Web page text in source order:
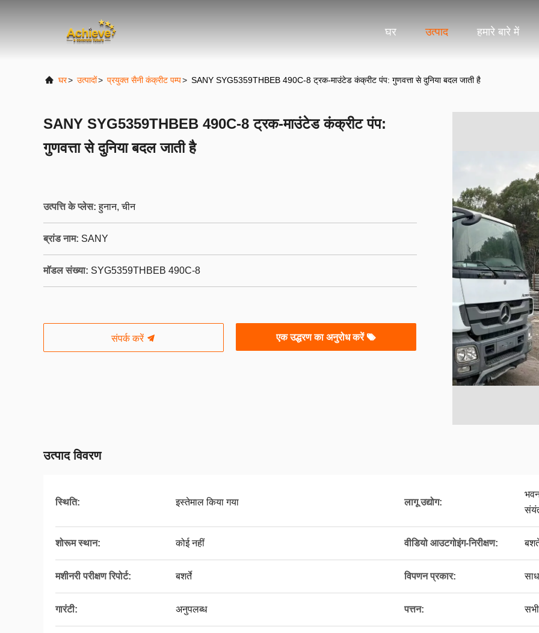
घर उत्पाद हमारे बारे में
घर> उत्पादों> प्रयुक्त सैनी कंक्रीट पम्प> SANY SYG5359THBEB 490C-8 ट्रक-माउंटेड कंक्रीट पंप: गुणवत्ता से दुनिया बदल जाती है
SANY SYG5359THBEB 490C-8 ट्रक-माउंटेड कंक्रीट पंप:
गुणवत्ता से दुनिया बदल जाती है
उत्पत्ति के प्लेस: हुनान, चीन
ब्रांड नाम: SANY
मॉडल संख्या: SYG5359THBEB 490C-8
संपर्क करें एक उद्धरण का अनुरोध करें
उत्पाद विवरण
स्थिति: इस्तेमाल किया गया लागू उद्योग:
शोरूम स्थान: कोई नहीं वीडियो आउटगोइंग-निरीक्षण:
मशीनरी परीक्षण रिपोर्ट: बशर्ते विपणन प्रकार:
गारंटी: अनुपलब्ध पत्तन: